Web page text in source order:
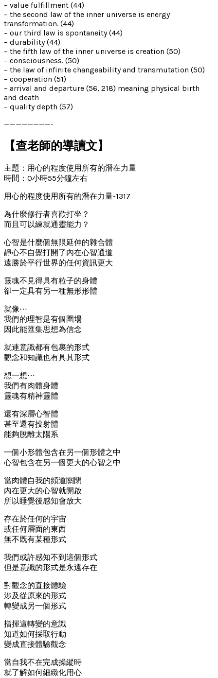
– value fulfillment (44)
– the second law of the inner universe is energy
transformation. (44)
– our third law is spontaneity (44)
– durability (44)
– the fifth law of the inner universe is creation (50)
– consciousness. (50)
– the law of infinite changeability and transmutation (50)
– cooperation (51)
– arrival and departure (56, 218) meaning physical birth
and death
– quality depth (57)
————————-
【查老師的導讀文】
主題：用心的程度使用所有的潛在力量
時間：0小時55分鐘左右
用心的程度使用所有的潛在力量-1317
為什麼修行者喜歡打坐？
而且可以練就通靈能力？
心智是什麼個無限延伸的雜合體
靜心不自覺打開了內在心智通道
遠勝於平行世界的任何資訊更大
靈魂不見得具有粒子的身體
卻一定具有另一種無形形體
就像⋯
我們的理智是有個圍場
因此能匯集思想為信念
就連意識都有包裹的形式
觀念和知識也有具其形式
想一想⋯
我們有肉體身體
靈魂有精神靈體
還有深層心智體
甚至還有投射體
能夠脫離太陽系
一個小形體包含在另一個形體之中
心智包含在另一個更大的心智之中
當肉體自我的頻道關閉
內在更大的心智就開啟
所以睡覺後感知會放大
存在於任何的宇宙
或任何層面的東西
無不既有某種形式
我們或許感知不到這個形式
但是意識的形式是永遠存在
對觀念的直接體驗
涉及從原來的形式
轉變成另一個形式
指揮這轉變的意識
知道如何採取行動
變成直接體驗觀念
當自我不在完成操縱時
就了解如何細緻化用心